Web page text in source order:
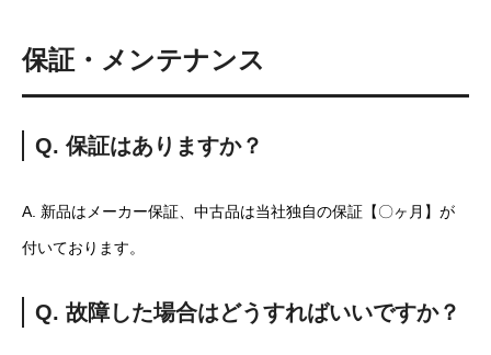
保証・メンテナンス
Q. 保証はありますか？
A. 新品はメーカー保証、中古品は当社独自の保証【〇ヶ月】が
付いております。
Q. 故障した場合はどうすればいいですか？